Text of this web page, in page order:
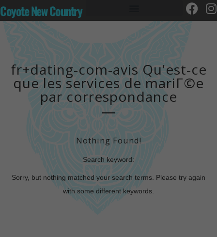
Coyote New Country
fr+dating-com-avis Qu'est-ce
que les services de mariГ©e
par correspondance
Nothing Found!
Search keyword:
Sorry, but nothing matched your search terms. Please try again
with some different keywords.